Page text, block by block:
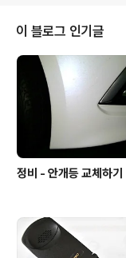
통 삼성제품의 박스형태이
장을 안뜻은 세제품이 맞구
통폰입니다. 박스포장내에
요... 전 노트7FE라서 구성
이어폰, 충전기, C타입 젠
교한 모양이죠... 잘 사용..
이 블로그 인기글
정비 - 안개등 교체하기